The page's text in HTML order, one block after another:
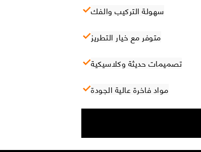
سهولة التركيب والفك
متوفر مع خيار التطريز
تصميمات حديثة وكلاسيكية
مواد فاخرة عالية الجودة